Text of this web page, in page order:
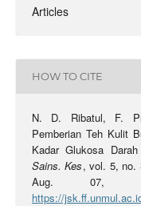
Articles
HOW TO CITE
N. D. Ribatul, F.
Pemberian Teh Kulit
Kadar Glukosa
Sains. Kes, vol. 5, no.
Aug. 07,
https://